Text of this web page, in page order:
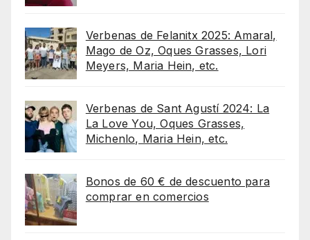
Verbenas de Felanitx 2025: Amaral,
Mago de Oz, Oques Grasses, Lori
Meyers, Maria Hein, etc.
Verbenas de Sant Agustí 2024: La
La Love You, Oques Grasses,
Michenlo, Maria Hein, etc.
Bonos de 60 € de descuento para
comprar en comercios